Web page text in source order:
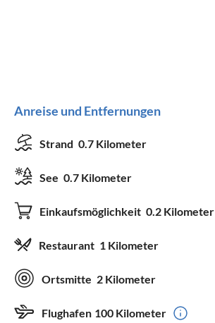
Anreise und Entfernungen
Strand 0.7 Kilometer
See 0.7 Kilometer
Einkaufsmöglichkeit 0.2 Kilometer
Restaurant 1 Kilometer
Ortsmitte 2 Kilometer
Flughafen 100 Kilometer